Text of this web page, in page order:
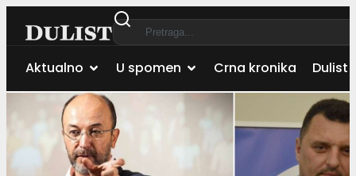
Aktualno U spomen Crna kronika Dulist